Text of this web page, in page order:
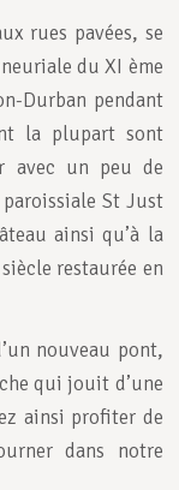
rues pavées, se
du XI ème
Durban pendant
la plupart sont
avec un peu de
St Just
ainsi qu’à la
restaurée en
nouveau pont,
qui jouit d’une
ainsi profiter de
dans notre